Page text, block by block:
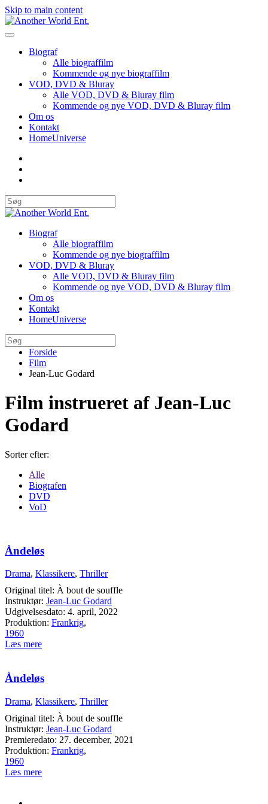
Skip to main content
Biograf
Alle biograffilm
Kommende og nye biograffilm
VOD, DVD & Bluray
Alle VOD, DVD & Bluray film
Kommende og nye VOD, DVD & Bluray film
Om os
Kontakt
HomeUniverse
Biograf
Alle biograffilm
Kommende og nye biograffilm
VOD, DVD & Bluray
Alle VOD, DVD & Bluray film
Kommende og nye VOD, DVD & Bluray film
Om os
Kontakt
HomeUniverse
Forside
Film
Jean-Luc Godard
Film instrueret af Jean-Luc
Godard
Sorter efter:
Alle
Biografen
DVD
VoD
Åndeløs
Drama, Klassikere, Thriller
Original titel: À bout de souffle
Instruktør: Jean-Luc Godard
Udgivelsesdato: 4. april, 2022
Produktion: Frankrig,
1960
Læs mere
Åndeløs
Drama, Klassikere, Thriller
Original titel: À bout de souffle
Instruktør: Jean-Luc Godard
Premieredato: 27. december, 2021
Produktion: Frankrig,
1960
Læs mere